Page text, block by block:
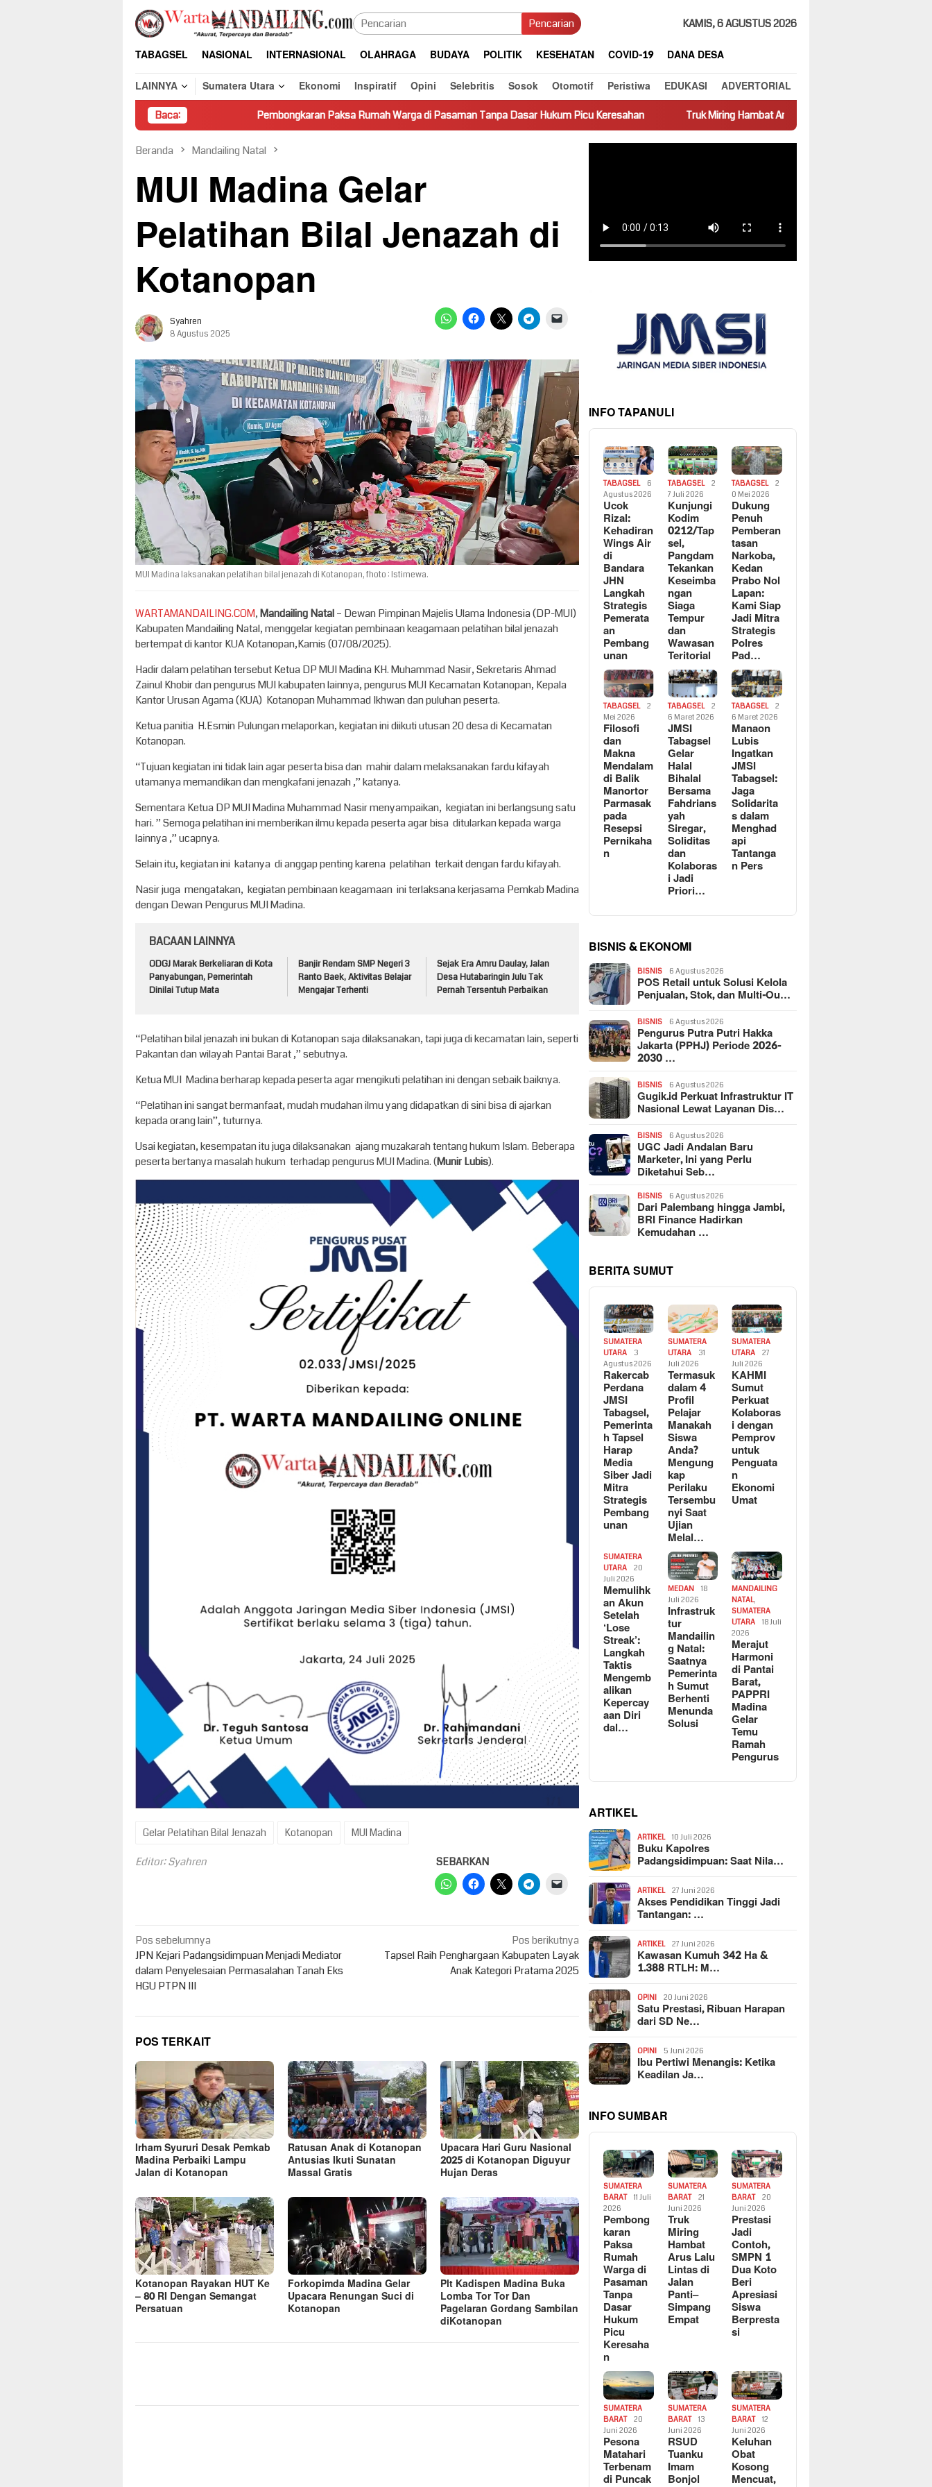
Loncat
konten
Pencarian KAMIS, 6 AGUSTUS 2026
TABAGSEL NASIONAL INTERNASIONAL OLAHRAGA BUDAYA POLITIK KESEHATAN COVID-19
DANA DESA
LAINNYA
Sumatera Utara Ekonomi Inspiratif Opini Selebritis Sosok Otomotif Peristiwa EDUKASI ADVERTORIAL
Baca:Pembongkaran Paksa Rumah Warga di Pasaman Tanpa Dasar Hukum Picu Keresahan Truk Miring Hambat Arus Lalu Lintas di Jalan Panti–Simpang Empat
Beranda Mandailing Natal
MUI Madina Gelar
Pelatihan Bilal Jenazah di
Kotanopan
Syahren
8 Agustus 2025
MUI Madina laksanakan pelatihan bilal jenazah di Kotanopan, fhoto : Istimewa.
WARTAMANDAILING.COM,Mandailing Natal– Dewan Pimpinan Majelis Ulama Indonesia (DP-MUI)
Kabupaten Mandailing Natal, menggelar kegiatan pembinaan keagamaan pelatihan bilal jenazah
bertempat di kantor KUA Kotanopan,Kamis (07/08/2025).
Hadir dalam pelatihan tersebut Ketua DP MUI Madina KH. Muhammad Nasir, Sekretaris Ahmad
Zainul Khobir dan pengurus MUI kabupaten lainnya, pengurus MUI Kecamatan Kotanopan, Kepala
Kantor Urusan Agama (KUA) Kotanopan Muhammad Ikhwan dan puluhan peserta.
Ketua panitia H.Esmin Pulungan melaporkan, kegiatan ini diikuti utusan 20 desa di Kecamatan
Kotanopan.
“Tujuan kegiatan ini tidak lain agar peserta bisa dan mahir dalam melaksanakan fardu kifayah
utamanya memandikan dan mengkafani jenazah ,” katanya.
Sementara Ketua DP MUI Madina Muhammad Nasir menyampaikan, kegiatan ini berlangsung satu
hari. ” Semoga pelatihan ini memberikan ilmu kepada peserta agar bisa ditularkan kepada warga
lainnya ,” ucapnya.
Selain itu, kegiatan ini katanya di anggap penting karena pelatihan terkait dengan fardu kifayah.
Nasir juga mengatakan, kegiatan pembinaan keagamaan ini terlaksana kerjasama Pemkab Madina
dengan Dewan Pengurus MUI Madina.
BACAAN LAINNYA
ODGJ Marak Berkeliaran di Kota
Panyabungan, Pemerintah
Dinilai Tutup Mata
Banjir Rendam SMP Negeri 3
Ranto Baek, Aktivitas Belajar
Mengajar Terhenti
Sejak Era Amru Daulay, Jalan
Desa Hutabaringin Julu Tak
Pernah Tersentuh Perbaikan
“Pelatihan bilal jenazah ini bukan di Kotanopan saja dilaksanakan, tapi juga di kecamatan lain, seperti
Pakantan dan wilayah Pantai Barat ,” sebutnya.
Ketua MUI Madina berharap kepada peserta agar mengikuti pelatihan ini dengan sebaik baiknya.
“Pelatihan ini sangat bermanfaat, mudah mudahan ilmu yang didapatkan di sini bisa di ajarkan
kepada orang lain”, tuturnya.
Usai kegiatan, kesempatan itu juga dilaksanakan ajang muzakarah tentang hukum Islam. Beberapa
peserta bertanya masalah hukum terhadap pengurus MUI Madina. (Munir Lubis).
Gelar Pelatihan Bilal Jenazah Kotanopan MUI Madina
Editor: Syahren SEBARKAN
Navigasi
pos
Pos sebelumnya
JPN Kejari Padangsidimpuan Menjadi Mediator
dalam Penyelesaian Permasalahan Tanah Eks
HGU PTPN III
Pos berikutnya
Tapsel Raih Penghargaan Kabupaten Layak
Anak Kategori Pratama 2025
POS TERKAIT
Irham Syururi Desak Pemkab
Madina Perbaiki Lampu
Jalan di Kotanopan
Ratusan Anak di Kotanopan
Antusias Ikuti Sunatan
Massal Gratis
Upacara Hari Guru Nasional
2025 di Kotanopan Diguyur
Hujan Deras
Kotanopan Rayakan HUT Ke
– 80 RI Dengan Semangat
Persatuan
Forkopimda Madina Gelar
Upacara Renungan Suci di
Kotanopan
Plt Kadispen Madina Buka
Lomba Tor Tor Dan
Pagelaran Gordang Sambilan
diKotanopan
INFO TAPANULI
TABAGSEL
6
Agustus 2026
Ucok
Rizal:
Kehadiran
Wings Air
di
Bandara
JHN
Langkah
Strategis
Pemerata
an
Pembang
unan
TABAGSEL
2
7 Juli 2026
Kunjungi
Kodim
0212/Tap
sel,
Pangdam
Tekankan
Keseimba
ngan
Siaga
Tempur
dan
Wawasan
Teritorial
TABAGSEL
2
0 Mei 2026
Dukung
Penuh
Pemberan
tasan
Narkoba,
Kedan
Prabo Nol
Lapan:
Kami Siap
Jadi Mitra
Strategis
Polres
Pad…
TABAGSEL
2
Mei 2026
Filosofi
dan
Makna
Mendalam
di Balik
Manortor
Parmasak
pada
Resepsi
Pernikaha
n
TABAGSEL
2
6 Maret 2026
JMSI
Tabagsel
Gelar
Halal
Bihalal
Bersama
Fahdrians
yah
Siregar,
Soliditas
dan
Kolaboras
i Jadi
Priori…
TABAGSEL
2
6 Maret 2026
Manaon
Lubis
Ingatkan
JMSI
Tabagsel:
Jaga
Solidarita
s dalam
Menghad
api
Tantanga
n Pers
BISNIS & EKONOMI
BISNIS 6 Agustus 2026
POS Retail untuk Solusi Kelola
Penjualan, Stok, dan Multi-Ou…
BISNIS 6 Agustus 2026
Pengurus Putra Putri Hakka
Jakarta (PPHJ) Periode 2026-
2030 …
BISNIS 6 Agustus 2026
Gugik.id Perkuat Infrastruktur IT
Nasional Lewat Layanan Dis…
BISNIS 6 Agustus 2026
UGC Jadi Andalan Baru
Marketer, Ini yang Perlu
Diketahui Seb…
BISNIS 6 Agustus 2026
Dari Palembang hingga Jambi,
BRI Finance Hadirkan
Kemudahan …
BERITA SUMUT
SUMATERA
UTARA
3
Agustus 2026
Rakercab
Perdana
JMSI
Tabagsel,
Pemerinta
h Tapsel
Harap
Media
Siber Jadi
Mitra
Strategis
Pembang
unan
SUMATERA
UTARA
31
Juli 2026
Termasuk
dalam 4
Profil
Pelajar
Manakah
Siswa
Anda?
Mengung
kap
Perilaku
Tersembu
nyi Saat
Ujian
Melal…
SUMATERA
UTARA
27
Juli 2026
KAHMI
Sumut
Perkuat
Kolaboras
i dengan
Pemprov
untuk
Penguata
n
Ekonomi
Umat
SUMATERA
UTARA
20
Juli 2026
Memulihk
an Akun
Setelah
‘Lose
Streak’:
Langkah
Taktis
Mengemb
alikan
Kepercay
aan Diri
dal…
MEDAN
18
Juli 2026
Infrastruk
tur
Mandailin
g Natal:
Saatnya
Pemerinta
h Sumut
Berhenti
Menunda
Solusi
MANDAILING
NATAL,
SUMATERA
UTARA
18 Juli
2026
Merajut
Harmoni
di Pantai
Barat,
PAPPRI
Madina
Gelar
Temu
Ramah
Pengurus
ARTIKEL
ARTIKEL 10 Juli 2026
Buku Kapolres
Padangsidimpuan: Saat Nila…
ARTIKEL 27 Juni 2026
Akses Pendidikan Tinggi Jadi
Tantangan: …
ARTIKEL 27 Juni 2026
Kawasan Kumuh 342 Ha &
1.388 RTLH: M…
OPINI 20 Juni 2026
Satu Prestasi, Ribuan Harapan
dari SD Ne…
OPINI 5 Juni 2026
Ibu Pertiwi Menangis: Ketika
Keadilan Ja…
INFO SUMBAR
SUMATERA
BARAT
11 Juli
2026
Pembong
karan
Paksa
Rumah
Warga di
Pasaman
Tanpa
Dasar
Hukum
Picu
Keresaha
n
SUMATERA
BARAT
21
Juni 2026
Truk
Miring
Hambat
Arus Lalu
Lintas di
Jalan
Panti–
Simpang
Empat
SUMATERA
BARAT
20
Juni 2026
Prestasi
Jadi
Contoh,
SMPN 1
Dua Koto
Beri
Apresiasi
Siswa
Berpresta
si
SUMATERA
BARAT
20
Juni 2026
Pesona
Matahari
Terbenam
di Puncak
SUMATERA
BARAT
13
Juni 2026
RSUD
Tuanku
Imam
Bonjol
SUMATERA
BARAT
12
Juni 2026
Keluhan
Obat
Kosong
Mencuat,